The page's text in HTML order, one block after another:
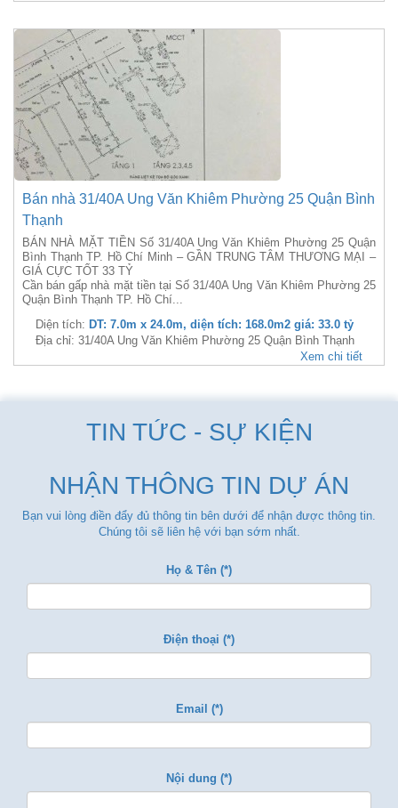
Bán nhà 31/40A Ung Văn Khiêm Phường 25 Quận Bình
Thạnh
BÁN NHÀ MẶT TIỀN Số 31/40A Ung Văn Khiêm Phường 25 Quận
Bình Thạnh TP. Hồ Chí Minh – GẦN TRUNG TÂM THƯƠNG MẠI –
GIÁ CỰC TỐT 33 TỶ
Cần bán gấp nhà mặt tiền tại Số 31/40A Ung Văn Khiêm Phường 25
Quận Bình Thạnh TP. Hồ Chí...
Diện tích: DT: 7.0m x 24.0m, diện tích: 168.0m2 giá: 33.0 tỷ
Địa chỉ: 31/40A Ung Văn Khiêm Phường 25 Quận Bình Thạnh
Xem chi tiết
TIN TỨC - SỰ KIỆN
NHẬN THÔNG TIN DỰ ÁN
Bạn vui lòng điền đẩy đủ thông tin bên dưới để nhận được thông tin.
Chúng tôi sẽ liên hệ với bạn sớm nhất.
Họ & Tên (*)
Điện thoại (*)
Email (*)
Nội dung (*)